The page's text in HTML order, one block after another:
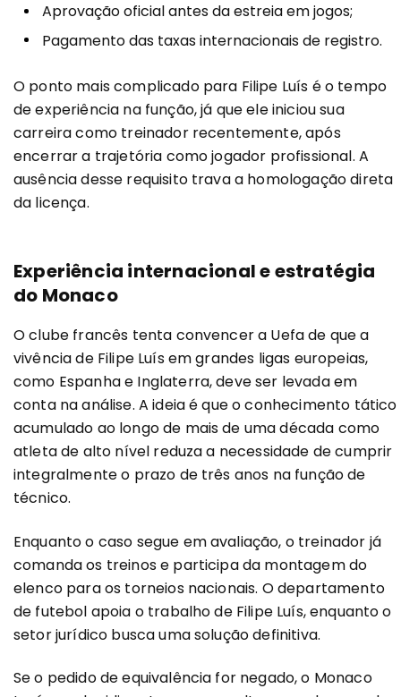
Aprovação oficial antes da estreia em jogos;
Pagamento das taxas internacionais de registro.
O ponto mais complicado para Filipe Luís é o tempo
de experiência na função, já que ele iniciou sua
carreira como treinador recentemente, após
encerrar a trajetória como jogador profissional. A
ausência desse requisito trava a homologação direta
da licença.
Experiência internacional e estratégia
do Monaco
O clube francês tenta convencer a Uefa de que a
vivência de Filipe Luís em grandes ligas europeias,
como Espanha e Inglaterra, deve ser levada em
conta na análise. A ideia é que o conhecimento tático
acumulado ao longo de mais de uma década como
atleta de alto nível reduza a necessidade de cumprir
integralmente o prazo de três anos na função de
técnico.
Enquanto o caso segue em avaliação, o treinador já
comanda os treinos e participa da montagem do
elenco para os torneios nacionais. O departamento
de futebol apoia o trabalho de Filipe Luís, enquanto o
setor jurídico busca uma solução definitiva.
Se o pedido de equivalência for negado, o Monaco